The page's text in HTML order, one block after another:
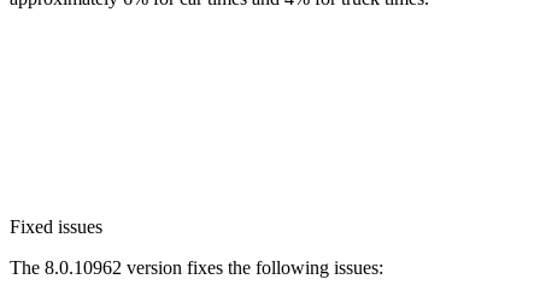
Fixed issues
The 8.0.10962 version fixes the following issues: